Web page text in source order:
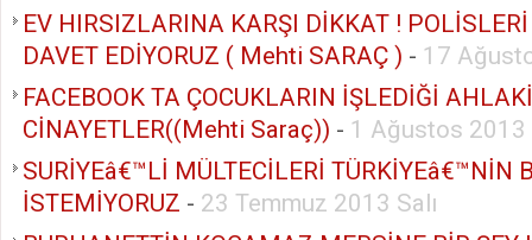
EV HIRSIZLARINA KARŞI DİKKAT !
DAVET EDİYORUZ ( Mehti SARAÇ ) - 17
FACEBOOK TA ÇOCUKLARIN İŞLEDİĞİ AHLAKİ
CİNAYETLER((Mehti Saraç)) - 1 Ağustos 2013
SURİYEâ€™Lİ MÜLTECİLERİ TÜRKİYEâ€™NİN
İSTEMİYORUZ - 23 Temmuz 2013 Salı